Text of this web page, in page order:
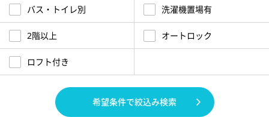
バス・トイレ別 洗濯機置場有
2階以上 オートロック
ロフト付き
希望条件で絞込み検索